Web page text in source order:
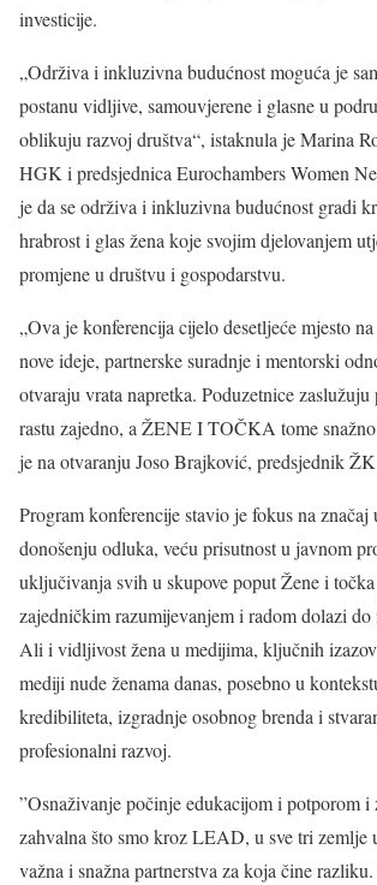
investicije.
„Održiva i inkluzivna budućnost moguća je
postanu vidljive, samouvjerene i glasne u
oblikuju razvoj društva“, istaknula je Marina
HGK i predsjednica Eurochambers Women
je da se održiva i inkluzivna budućnost gradi
hrabrost i glas žena koje svojim djelovanjem
promjene u društvu i gospodarstvu.
„Ova je konferencija cijelo desetljeće mjesto
nove ideje, partnerske suradnje i mentorski
otvaraju vrata napretka. Poduzetnice
rastu zajedno, a ŽENE I TOČKA tome
je na otvaranju Joso Brajković, predsjednik
Program konferencije stavio je fokus na značaj
donošenju odluka, veću prisutnost u javnom
uključivanja svih u skupove poput Žene i
zajedničkim razumijevanjem i radom dolazi do
Ali i vidljivost žena u medijima, ključnih
mediji nude ženama danas, posebno u
kredibiliteta, izgradnje osobnog brenda i
profesionalni razvoj.
”Osnaživanje počinje edukacijom i potporom i
zahvalna što smo kroz LEAD, u sve tri zemlje
važna i snažna partnerstva za koja čine